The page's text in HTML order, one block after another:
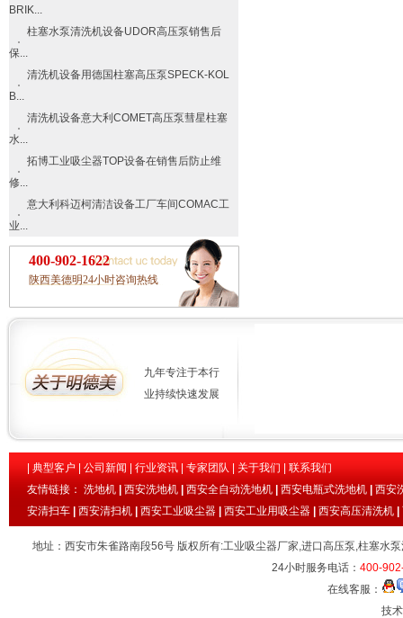
BRIK...
柱塞水泵清洗机设备UDOR高压泵销售后
保...
清洗机设备用德国柱塞高压泵SPECK-KOL
B...
清洗机设备意大利COMET高压泵彗星柱塞
水...
拓博工业吸尘器TOP设备在销售后防止维
修...
意大利科迈柯清洁设备工厂车间COMAC工
业...
400-902-1622
陕西美德明24小时咨询热线
九年专注于本行
业持续快速发展
典型客户 公司新闻 行业资讯 专家团队 关于我们
联系我们
友情链接： 洗地机 西安洗地机 西安全自动洗地机 西安电瓶式洗地机
西安
安清扫车
西安清扫机 西安工业吸尘器 西安工业用吸尘器 西安高压清洗机
地址：西安市朱雀路南段56号 版权所有:工业吸尘器厂家,进口高压泵,柱塞水
24小时服务电话： 400-
在线客服：
技